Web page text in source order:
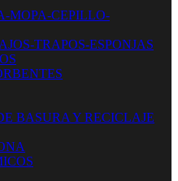
MOPA-CEPILLO-
TRAPOS-ESPONJAS
BASURA Y RECICLAJE